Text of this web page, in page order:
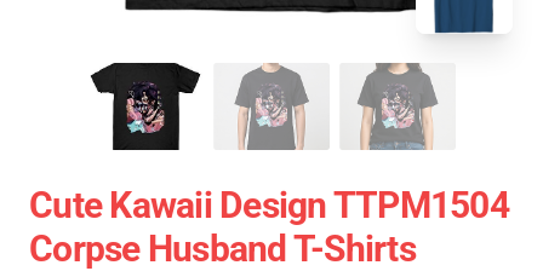
Cute Kawaii Design TTPM1504
Corpse Husband T-Shirts